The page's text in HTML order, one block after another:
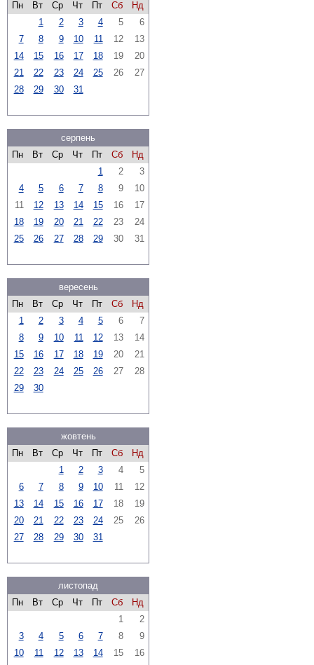
Пн
Вт Ср Чт Пт Сб
Нд
1
2 3 4 5
6
7
8 9 10 11 12
13
14
15 16 17 18 19
20
21
22 23 24 25 26
27
28
29 30 31
серпень
Пн
Вт Ср Чт Пт Сб
Нд
1
2
3
4
5 6 7 8 9
10
11
12 13 14 15 16
17
18
19 20 21 22 23
24
25
26 27 28 29 30 31
вересень
Пн
Вт Ср Чт Пт Сб
Нд
1
2 3 4 5 6
7
8
9 10 11 12 13
14
15
16 17 18 19 20
21
22
23 24 25 26 27
28
29
30
жовтень
Пн
Вт Ср Чт Пт Сб
Нд
1
2 3 4
5
6
7 8 9 10 11
12
13
14 15 16 17 18
19
20
21 22 23 24 25
26
27
28 29 30 31
листопад
Пн
Вт Ср Чт Пт Сб
Нд
1
2
3
4 5 6 7 8
9
10
11 12 13 14 15
16